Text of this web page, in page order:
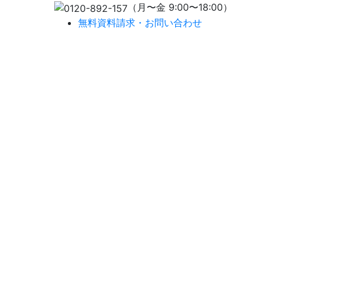
（月〜金 9:00〜18:00）
無料資料請求・お問い合わせ